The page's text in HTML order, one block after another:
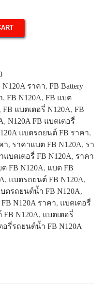
N120A ราคา, FB Battery
, FB N120A, FB แบต
, FB แบตเตอรี่ N120A, FB
, N120A FB แบตเตอรี่
แบตรถยนต์ FB ราคา,
า, ราคาแบต FB N120A, รา
แบตเตอรี่ FB N120A, ราคา
FB N120A, แบต FB
, แบตรถยนต์ FB N120A,
ตรถยนต์น้ำ FB N120A,
N120A ราคา, แบตเตอรี่
N120A, แบตเตอรี่
อรี่รถยนต์น้ำ FB N120A